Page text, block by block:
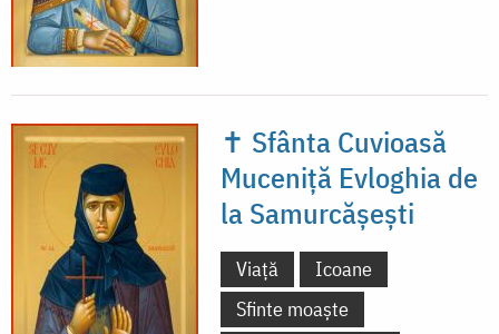
✝ Sfânta Cuvioasă
Muceniță Evloghia de
la Samurcășești
Viață
Icoane
Sfinte moaște